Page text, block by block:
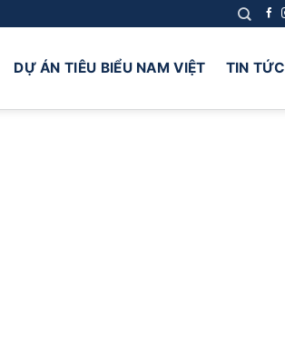
DỰ ÁN TIÊU BIỂU NAM VIỆT TIN TỨC